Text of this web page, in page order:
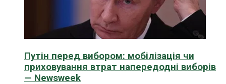
Путін перед вибором: мобілізація чи
приховування втрат напередодні виборів
— Newsweek